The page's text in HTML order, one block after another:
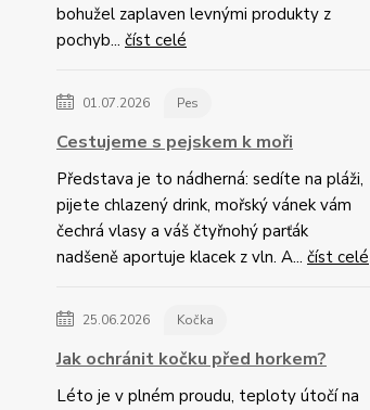
bohužel zaplaven levnými produkty z
pochyb... číst celé
01.07.2026 Pes
Cestujeme s pejskem k moři
Představa je to nádherná: sedíte na pláži,
pijete chlazený drink, mořský vánek vám
čechrá vlasy a váš čtyřnohý parťák
nadšeně aportuje klacek z vln. A... číst celé
25.06.2026 Kočka
Jak ochránit kočku před horkem?
Léto je v plném proudu, teploty útočí na